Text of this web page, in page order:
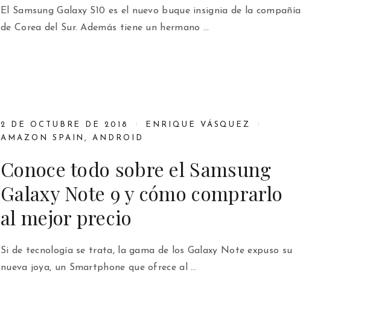
El Samsung Galaxy S10 es el nuevo buque insignia de la compañía
de Corea del Sur. Además tiene un hermano …
2 DE OCTUBRE DE 2018
ENRIQUE VÁSQUEZ
AMAZON SPAIN,ANDROID
Conoce todo sobre el Samsung
Galaxy Note 9 y cómo comprarlo
al mejor precio
Si de tecnología se trata, la gama de los Galaxy Note expuso su
nueva joya, un Smartphone que ofrece al …